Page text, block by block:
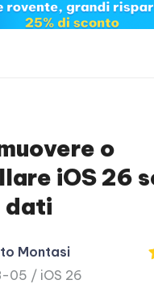
New
o
iOS 26
dati
Montasi
05 / iOS 26